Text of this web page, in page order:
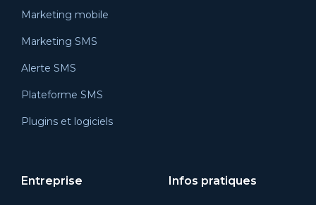
Marketing mobile
Marketing SMS
Alerte SMS
Plateforme SMS
Plugins et logiciels
Entreprise Infos pratiques